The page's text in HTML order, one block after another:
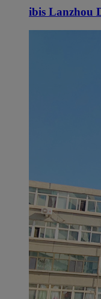
ibis Lanzhou